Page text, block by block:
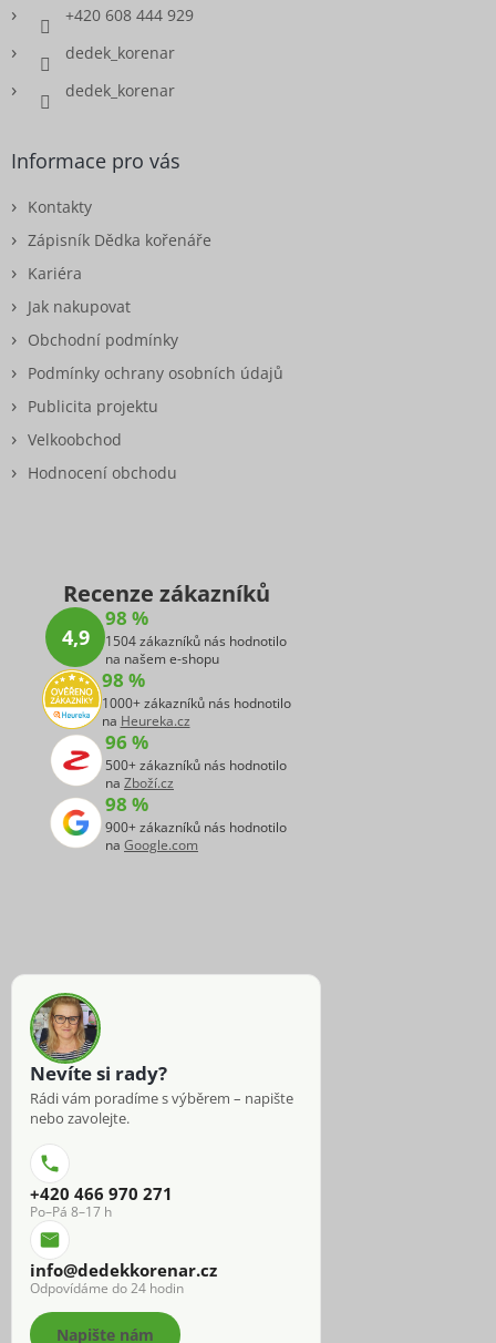
+420 608 444 929
dedek_korenar
dedek_korenar
Informace pro vás
Kontakty
Zápisník Dědka kořenáře
Kariéra
Jak nakupovat
Obchodní podmínky
Podmínky ochrany osobních údajů
Publicita projektu
Velkoobchod
Hodnocení obchodu
Recenze zákazníků
4,9
98 %
1504 zákazníků nás hodnotilo
na našem e-shopu
98 %
1000+ zákazníků nás hodnotilo
na Heureka.cz
96 %
500+ zákazníků nás hodnotilo
na Zboží.cz
98 %
900+ zákazníků nás hodnotilo
na Google.com
Nevíte si rady?
Rádi vám poradíme s výběrem – napište
nebo zavolejte.
+420 466 970 271
Po–Pá 8–17 h
info@dedekkorenar.cz
Odpovídáme do 24 hodin
Napište nám